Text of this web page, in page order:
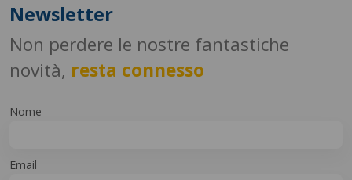
Newsletter
Non perdere le nostre fantastiche
novità, resta connesso
Nome
Email